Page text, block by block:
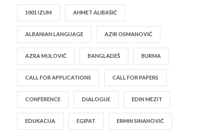
1001 IZUM AHMET ALIBAŠIĆ
ALBANIAN LANGUAGE AZIR OSMANOVIĆ
AZRA MULOVIĆ BANGLADEŠ BURMA
CALL FOR APPLICATIONS CALL FOR PAPERS
CONFERENCE DIALOGUE EDIN MEZIT
EDUKACIJA EGIPAT ERMIN SINANOVIĆ